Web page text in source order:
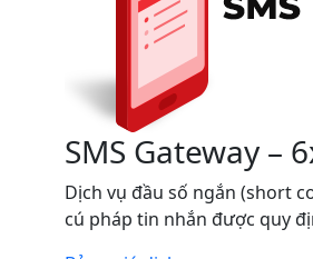
SMS Gateway –
Dịch vụ đầu số ngắn (short
cú pháp tin nhắn được quy